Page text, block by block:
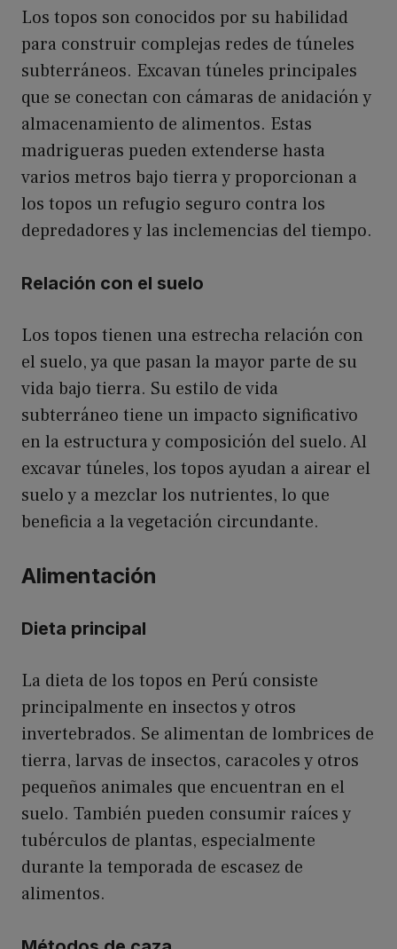
Los topos son conocidos por su habilidad
para construir complejas redes de túneles
subterráneos. Excavan túneles principales
que se conectan con cámaras de anidación y
almacenamiento de alimentos. Estas
madrigueras pueden extenderse hasta
varios metros bajo tierra y proporcionan a
los topos un refugio seguro contra los
depredadores y las inclemencias del tiempo.
Relación con el suelo
Los topos tienen una estrecha relación con
el suelo, ya que pasan la mayor parte de su
vida bajo tierra. Su estilo de vida
subterráneo tiene un impacto significativo
en la estructura y composición del suelo. Al
excavar túneles, los topos ayudan a airear el
suelo y a mezclar los nutrientes, lo que
beneficia a la vegetación circundante.
Alimentación
Dieta principal
La dieta de los topos en Perú consiste
principalmente en insectos y otros
invertebrados. Se alimentan de lombrices de
tierra, larvas de insectos, caracoles y otros
pequeños animales que encuentran en el
suelo. También pueden consumir raíces y
tubérculos de plantas, especialmente
durante la temporada de escasez de
alimentos.